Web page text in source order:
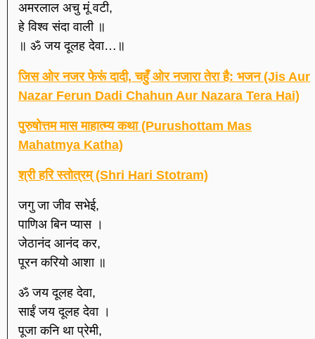
अमरलाल अचु मूं वटी,
हे विश्व संदा वाली ॥
॥ ॐ जय दूलह देवा…॥
जिस ओर नजर फेरूं दादी, चहुँ ओर नजारा तेरा है: भजन (Jis Aur
Nazar Ferun Dadi Chahun Aur Nazara Tera Hai)
पुरुषोत्तम मास माहात्म्य कथा (Purushottam Mas
Mahatmya Katha)
श्री हरि स्तोत्रम् (Shri Hari Stotram)
जगु जा जीव सभेई,
पाणिअ बिन प्यास ।
जेठानंद आनंद कर,
पूरन करियो आशा ॥
ॐ जय दूलह देवा,
साईं जय दूलह देवा ।
पूजा कनि था प्रेमी,